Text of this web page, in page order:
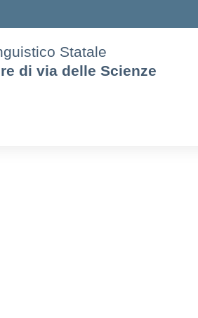
Statale
di via delle Scienze